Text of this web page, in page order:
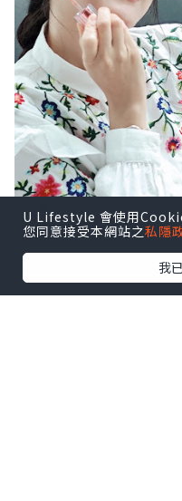
U Lifestyle 會使用
您同意接受本網站之私隱
我